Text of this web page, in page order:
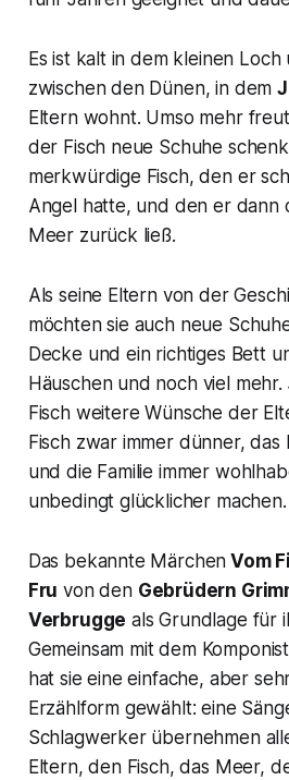
Es ist kalt in dem kleinen
zwischen den Dünen, in dem
Eltern wohnt. Umso mehr
der Fisch neue Schuhe
merkwürdige Fisch, den er
Angel hatte, und den er dann
Meer zurück ließ.
Als seine Eltern von der
möchten sie auch neue
Decke und ein richtiges Bett
Häuschen und noch viel
Fisch weitere Wünsche der
Fisch zwar immer dünner,
und die Familie immer
unbedingt glücklicher machen.
Das bekannte Märchen Vom
Fru von den Gebrüdern
Verbrugge als Grundlage für
Gemeinsam mit dem
hat sie eine einfache, aber
Erzählform gewählt: eine
Schlagwerker übernehmen
Eltern, den Fisch, das Meer,